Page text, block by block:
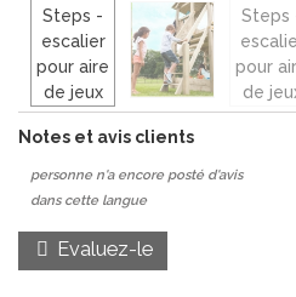
Notes et avis clients
personne n'a encore posté d'avis
dans cette langue
Evaluez-le